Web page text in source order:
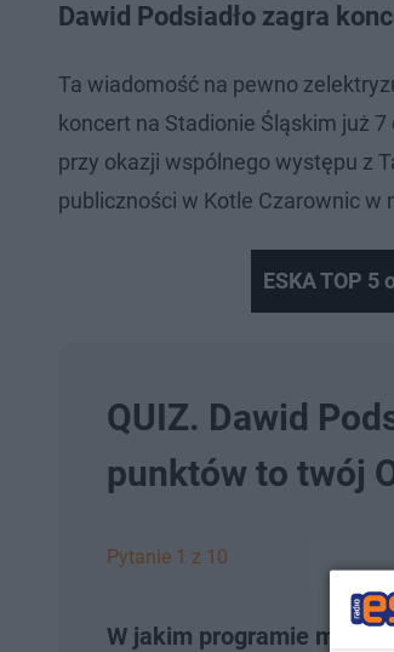
Dawid Podsiadło zagra
Ta wiadomość na pewno
koncert na Stadionie Śląskim już
przy okazji wspólnego występu z
publiczności w Kotle Czarownic w
ESKA TOP 5
QUIZ. Dawid
punktów to twój
Pytanie 1 z 10
W jakim programie